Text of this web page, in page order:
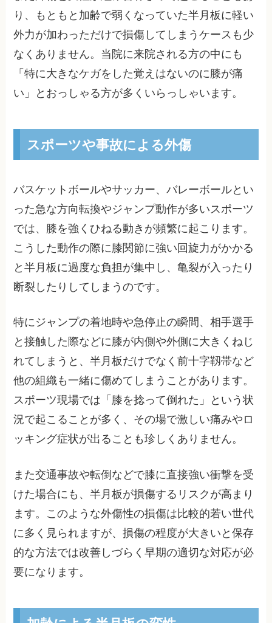
り、もともと加齢で弱くなっていた半月板に軽い
外力が加わっただけで損傷してしまうケースも少
なくありません。当院に来院される方の中にも
「特に大きなケガをした覚えはないのに膝が痛
い」とおっしゃる方が多くいらっしゃいます。
スポーツや事故による外傷
バスケットボールやサッカー、バレーボールとい
った急な方向転換やジャンプ動作が多いスポーツ
では、膝を強くひねる動きが頻繁に起こります。
こうした動作の際に膝関節に強い回旋力がかかる
と半月板に過度な負担が集中し、亀裂が入ったり
断裂したりしてしまうのです。
特にジャンプの着地時や急停止の瞬間、相手選手
と接触した際などに膝が内側や外側に大きくねじ
れてしまうと、半月板だけでなく前十字靱帯など
他の組織も一緒に傷めてしまうことがあります。
スポーツ現場では「膝を捻って倒れた」という状
況で起こることが多く、その場で激しい痛みやロ
ッキング症状が出ることも珍しくありません。
また交通事故や転倒などで膝に直接強い衝撃を受
けた場合にも、半月板が損傷するリスクが高まり
ます。このような外傷性の損傷は比較的若い世代
に多く見られますが、損傷の程度が大きいと保存
的な方法では改善しづらく早期の適切な対応が必
要になります。